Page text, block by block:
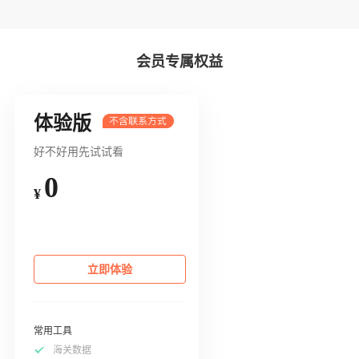
会员专属权益
体验版
好不好用先试试看
¥ 0
立即体验
常用工具
海关数据